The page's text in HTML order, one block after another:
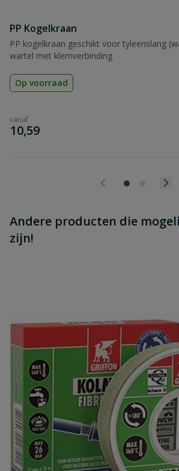
Beoordeling versturen
PP Kogelkraan
PP kogelkraan geschikt voor tyleenslang
wartel met klemverbinding
Op voorraad
vanaf
€
10,59
Andere producten die
zijn!